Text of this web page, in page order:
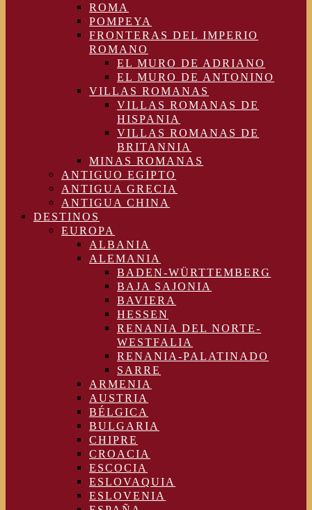
ROMA
POMPEYA
FRONTERAS DEL IMPERIO
ROMANO
EL MURO DE ADRIANO
EL MURO DE ANTONINO
VILLAS ROMANAS
VILLAS ROMANAS DE
HISPANIA
VILLAS ROMANAS DE
BRITANNIA
MINAS ROMANAS
ANTIGUO EGIPTO
ANTIGUA GRECIA
ANTIGUA CHINA
DESTINOS
EUROPA
ALBANIA
ALEMANIA
BADEN-WÜRTTEMBERG
BAJA SAJONIA
BAVIERA
HESSEN
RENANIA DEL NORTE-
WESTFALIA
RENANIA-PALATINADO
SARRE
ARMENIA
AUSTRIA
BÉLGICA
BULGARIA
CHIPRE
CROACIA
ESCOCIA
ESLOVAQUIA
ESLOVENIA